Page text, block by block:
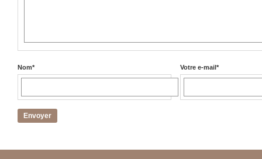
Nom* Votre e-mail*